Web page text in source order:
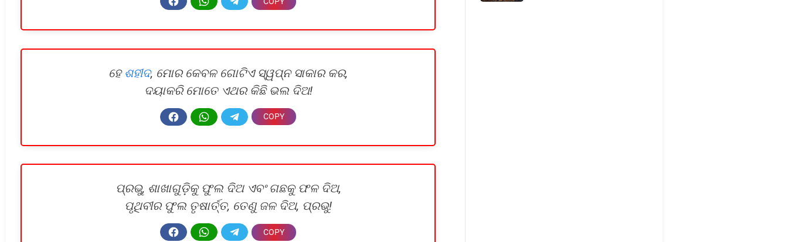
ହେ ଶହୀଦ, ମୋର କେବଳ ଗୋଟିଏ ସ୍ୱପ୍ନ ସାକାର କର,
ଦୟାକରି ମୋତେ ଏଥର କିଛି ଭଲ ଦିଅ!
ପ୍ରଭୁ, ଶାଖାଗୁଡ଼ିକୁ ଫୁଲ ଦିଅ ଏବଂ ଗଛକୁ ଫଳ ଦିଅ,
ପୃଥିବୀର ଫୁଲ ତୃଷାର୍ତ୍ତ, ତେଣୁ ଜଳ ଦିଅ, ପ୍ରଭୁ!